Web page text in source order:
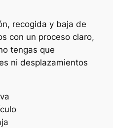
recogida y baja de
con un proceso claro,
tengas que
ni desplazamientos